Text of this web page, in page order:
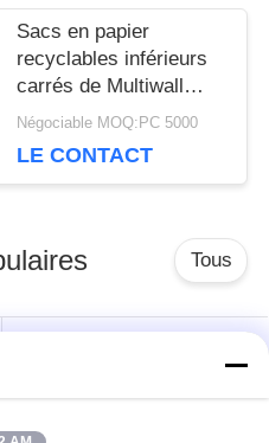
Sacs en papier
recyclables inférieurs
carrés de Multiwall
Papier d'emballage
personnalisable
Négociable MOQ:PC 5000
LE CONTACT
Tous
de Multiwall de valve